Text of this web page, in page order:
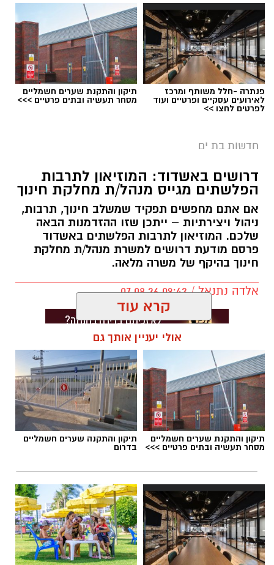
פנתרה -חלל משותף ומרכז
לאירועים עסקיים ופרטיים ועוד
לפרטים לחצו >>
תיקון והתקנת שערים חשמליים
מסחר תעשיה ובתים פרטיים >>>
חדשות בת ים
דרושים באשדוד: המוזיאון לתרבות
הפלשתים מגייס מנהל/ת מחלקת חינוך
אם אתם מחפשים תפקיד שמשלב חינוך, תרבות,
ניהול ויצירתיות – ייתכן שזו ההזדמנות הבאה
שלכם. המוזיאון לתרבות הפלשתים באשדוד
פרסם מודעת דרושים למשרת מנהל/ת מחלקת
חינוך בהיקף של משרה מלאה.
אלדה נתנאל / 09:43 07.08.26
תגים:דרושים באשדוד
קרא עוד
אולי יעניין אותך גם
תיקון והתקנת שערים חשמליים
מסחר תעשיה ובתים פרטיים >>>
תיקון והתקנה שערים חשמליים
בדרום